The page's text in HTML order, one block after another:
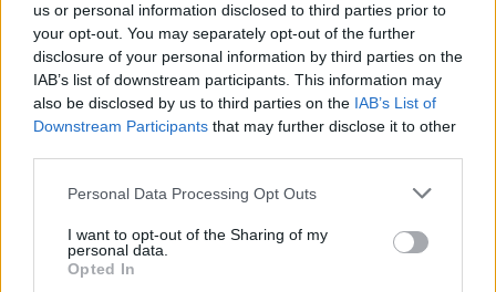
us or personal information disclosed to third parties prior to
your opt-out. You may separately opt-out of the further
disclosure of your personal information by third parties on the
IAB’s list of downstream participants. This information may
also be disclosed by us to third parties on the IAB’s List of
Downstream Participants that may further disclose it to other
Please note that this website/app uses one or more Google
not limited to your visit or usage behaviour. You may click to
grant or deny consent to Google and its third-party tags to
use your data for below specified purposes in below Google
Personal Data Processing Opt Outs
I want to opt-out of the Sharing of my
personal data.
Opted In
Ακολουθήστε το Νewsit.gr στοGoogle Newsκαι
ενημερωθείτε πρώτοι για όλη την ειδησεογραφία και τα
τελευταία νέατης ημέρας
Πιο δημοφιλή
Σέρρες: Βίντεο ντοκουμέντο από το
τροχαίο με νεκρούς μητέρα και γιο – Ο